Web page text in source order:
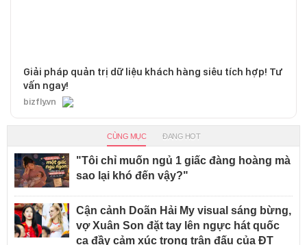
Giải pháp quản trị dữ liệu khách hàng siêu tích hợp! Tư
vấn ngay!
bizfly.vn
CÙNG MỤC ĐANG HOT
"Tôi chỉ muốn ngủ 1 giấc đàng hoàng mà
sao lại khó đến vậy?"
Cận cảnh Doãn Hải My visual sáng bừng,
vợ Xuân Son đặt tay lên ngực hát quốc
ca đầy cảm xúc trong trận đấu của ĐT